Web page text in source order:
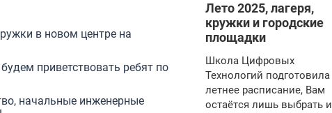
в новом центре на
приветствовать ребят по
начальные инженерные
Лето 2025, лагеря,
кружки и городские
площадки
Школа Цифровых
Технологий подготовила
летнее расписание, Вам
остаётся лишь выбрать и